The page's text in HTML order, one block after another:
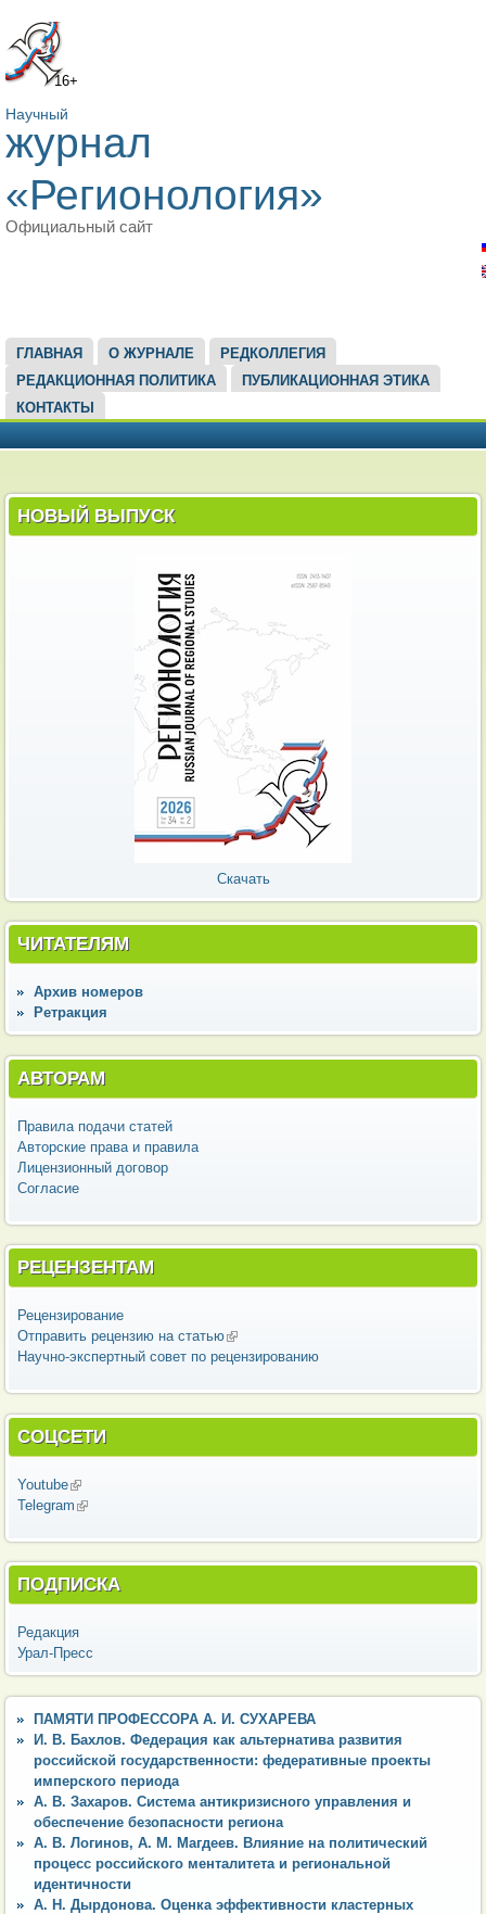
16+
Научный
журнал
«Регионология»
Официальный сайт
ГЛАВНОЕ МЕНЮ
ГЛАВНАЯ О ЖУРНАЛЕ
РЕДКОЛЛЕГИЯ
РЕДАКЦИОННАЯ ПОЛИТИКА
ПУБЛИКАЦИОННАЯ ЭТИКА
КОНТАКТЫ
НОВЫЙ ВЫПУСК
Скачать
ЧИТАТЕЛЯМ
Архив номеров
Ретракция
АВТОРАМ
Правила подачи статей
Авторские права и правила
Лицензионный договор
Согласие
РЕЦЕНЗЕНТАМ
Рецензирование
Отправить рецензию на статью(внешняя ссылка)
Научно-экспертный совет по рецензированию
СОЦСЕТИ
Youtube(внешняя ссылка)
Telegram (внешняя ссылка)
ПОДПИСКА
Редакция
Урал-Пресс
ПАМЯТИ ПРОФЕССОРА А. И. СУХАРЕВА
И. В. Бахлов. Федерация как альтернатива развития
российской государственности: федеративные проекты
имперского периода
А. В. Захаров. Система антикризисного управления и
обеспечение безопасности региона
А. В. Логинов, А. М. Магдеев. Влияние на политический
процесс российского менталитета и региональной
идентичности
А. Н. Дырдонова. Оценка эффективности кластерных